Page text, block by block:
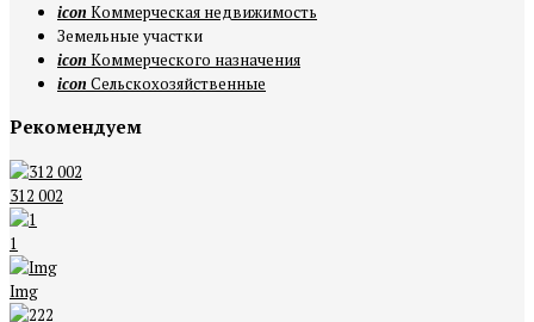
icon Коммерческая недвижимость
Земельные участки
icon Коммерческого назначения
icon Сельскохозяйственные
Рекомендуем
312 002
1
Img